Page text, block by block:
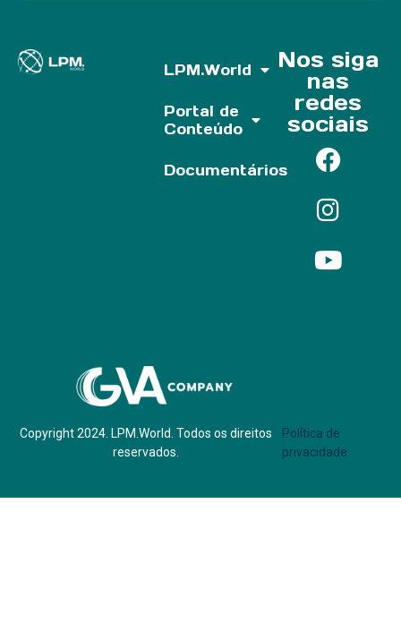
LPM.World
Portal de
Conteúdo
Documentários
Nos siga
nas
redes
sociais
Copyright 2024. LPM.World. Todos os direitos
reservados.
Política de
privacidade.